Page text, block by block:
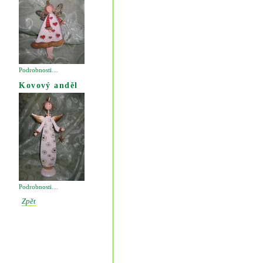
Podrobnosti…
Kovový anděl
Podrobnosti…
Zpět